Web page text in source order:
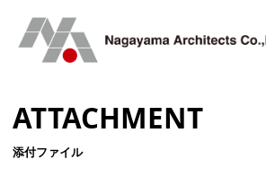
ATTACHMENT
添付ファイル